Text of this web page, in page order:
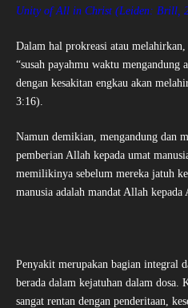
Unity of All in Christ (Leiden: Brill,
Dalam hal prokreasi atau
“susah payahmu waktu mengandung
dengan kesakitan engkau akan
3:16).
Namun demikian, mengandung dan
pemberian Allah kepada umat
memilikinya sebelum mereka jatuh
manusia adalah mandat Allah
Penyakit merupakan bagian integral
berada dalam kejatuhan dalam dosa.
sangat rentan dengan penderitaan,